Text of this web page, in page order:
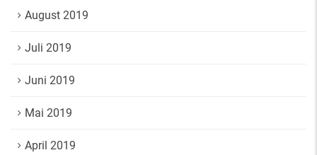
August 2019
Juli 2019
Juni 2019
Mai 2019
April 2019